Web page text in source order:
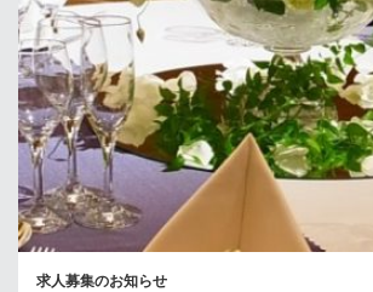
求人募集のお知らせ